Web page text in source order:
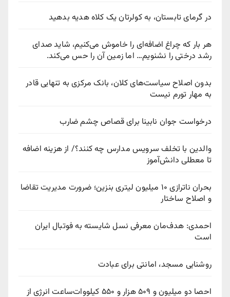
در گرمای تابستان، به کولرتان یک کلاه هدیه بدهید
هر بار که چراغ اضافه‌ای را خاموش می‌کنیم، شاید صدای
رشد درختی را نشنویم… اما زمین آن را حس می‌کند.
بدون اصلاح سیاست‌های کلان، بانک مرکزی به تنهایی قادر
به مهار تورم نیست
درخواست جوان نابینا برای قصاص چشم ضارب
والدین با تخلف سرویس مدارس چه کنند؟/ از هزینه اضافه
تا معطلی دانش‌آموز
بحران ناترازی ۱۰ میلیون لیتری بنزین؛ ضرورت مدیریت تقاضا
و اصلاح ساختار
احمدی: هدف‌مان معرفی نسل شایسته به فوتبال ایران
است
روشنایی مسجد، امانتی برای عبادت
احصا دو میلیون و ۵۰۹ هزار و ۵۵۰ کیلووات‌ساعت انرژی از